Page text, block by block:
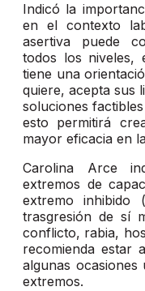
Indicó la
en el contexto
asertiva puede
todos los niveles,
tiene una
quiere, acepta sus
soluciones
esto permitirá
mayor eficacia en
Carolina Arce
extremos de
extremo inhibido
trasgresión de sí
conflicto, rabia,
recomienda estar
algunas
extremos.